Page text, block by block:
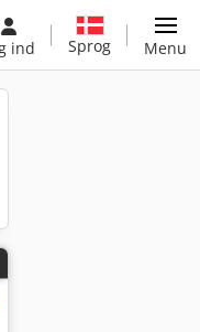
ind Sprog Menu